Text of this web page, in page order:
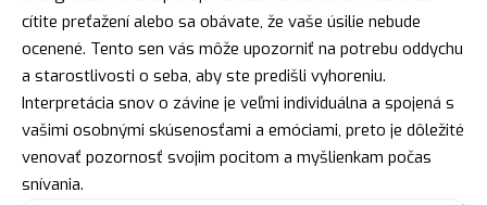
cítite preťažení alebo sa obávate, že vaše úsilie nebude
ocenené. Tento sen vás môže upozorniť na potrebu oddychu
a starostlivosti o seba, aby ste predišli vyhoreniu.
Interpretácia snov o závine je veľmi individuálna a spojená s
vašimi osobnými skúsenosťami a emóciami, preto je dôležité
venovať pozornosť svojim pocitom a myšlienkam počas
snívania.